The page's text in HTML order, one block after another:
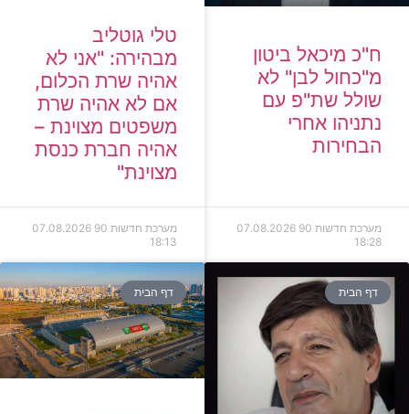
ח"כ מיכאל ביטון
מ"כחול לבן" לא
שולל שת"פ עם
נתניהו אחרי
הבחירות
מערכת חדשות 90
07.08.2026
18:28
טלי גוטליב
מבהירה: "אני לא
אהיה שרת הכלום,
אם לא אהיה שרת
משפטים מצוינת –
אהיה חברת כנסת
מצוינת"
מערכת חדשות 90
07.08.2026
18:13
דף הבית דף הבית